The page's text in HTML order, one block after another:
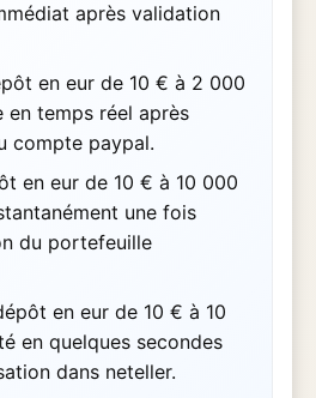
après validation
en eur de 10 € à 2 000
en temps réel après
compte paypal.
en eur de 10 € à 10 000
une fois
du portefeuille
en eur de 10 € à 10
en quelques secondes
dans neteller.